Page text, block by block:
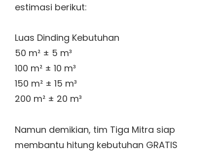
estimasi berikut:
Luas Dinding Kebutuhan
50 m² ± 5 m³
100 m² ± 10 m³
150 m² ± 15 m³
200 m² ± 20 m³
Namun demikian, tim Tiga Mitra siap
membantu hitung kebutuhan GRATIS